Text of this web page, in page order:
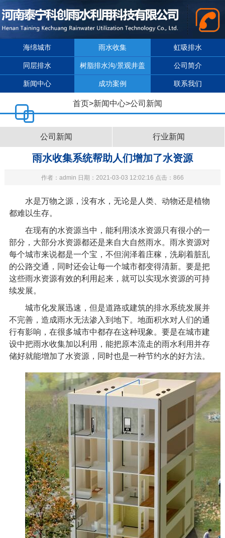
海绵城市 雨水收集 虹吸排水
同层排水 树脂排水沟/景观井盖 公司简介
新闻中心 成功案例 联系我们
首页>新闻中心>公司新闻
公司新闻 行业新闻
雨水收集系统帮助人们增加了水资源
作者：admin 日期：2021-03-03 12:02:16 点击：866
水是万物之源，没有水，无论是人类、动物还是植物
都难以生存。
在现有的水资源当中，能利用淡水资源只有很小的一
部分，大部分水资源都还是来自大自然雨水。雨水资源对
每个城市来说都是一个宝，不但润泽着庄稼，洗刷着脏乱
的公路交通，同时还会让每一个城市都变得清新。要是把
这些雨水资源有效的利用起来，就可以实现水资源的可持
续发展。
城市化发展迅速，但是道路或建筑的排水系统发展并
不完善，造成雨水无法渗入到地下。地面积水对人们的通
行有影响，在很多城市中都存在这种现象。要是在城市建
设中把雨水收集加以利用，能把原本流走的雨水利用并存
储好就能增加了水资源，同时也是一种节约水的好方法。